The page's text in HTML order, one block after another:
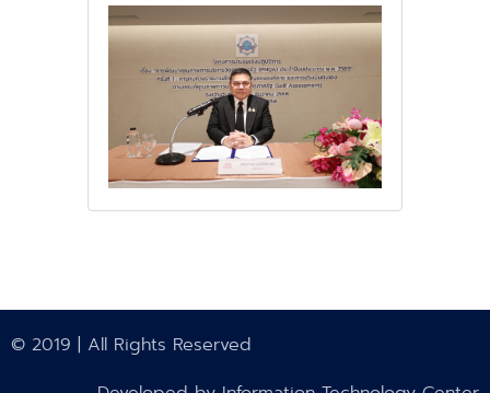
© 2019 | All Rights Reserved